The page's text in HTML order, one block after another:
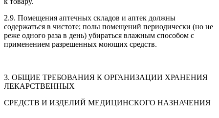
2.9. Помещения аптечных складов и аптек должны
содержаться в чистоте; полы помещений периодически (но не
реже одного раза в день) убираться влажным способом с
применением разрешенных моющих средств.
3. ОБЩИЕ ТРЕБОВАНИЯ К ОРГАНИЗАЦИИ ХРАНЕНИЯ
ЛЕКАРСТВЕННЫХ
СРЕДСТВ И ИЗДЕЛИЙ МЕДИЦИНСКОГО НАЗНАЧЕНИЯ